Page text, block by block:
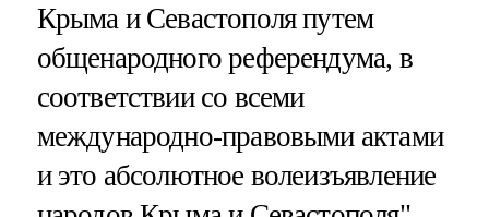
Крыма и Севастополя путем
общенародного референдума, в
соответствии со всеми
международно-правовыми актами
и это абсолютное волеизъявление